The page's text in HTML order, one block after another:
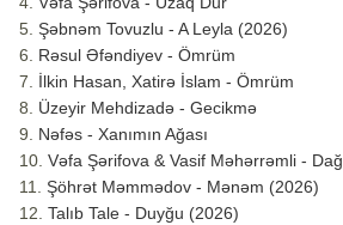
Şəbnəm Tovuzlu - A Leyla (2026)
Rəsul Əfəndiyev - Ömrüm
İlkin Hasan, Xatirə İslam - Ömrüm
Üzeyir Mehdizadə - Gecikmə
Nəfəs - Xanımın Ağası
Vəfa Şərifova & Vasif Məhərrəmli -
Şöhrət Məmmədov - Mənəm (2026)
Talıb Tale - Duyğu (2026)